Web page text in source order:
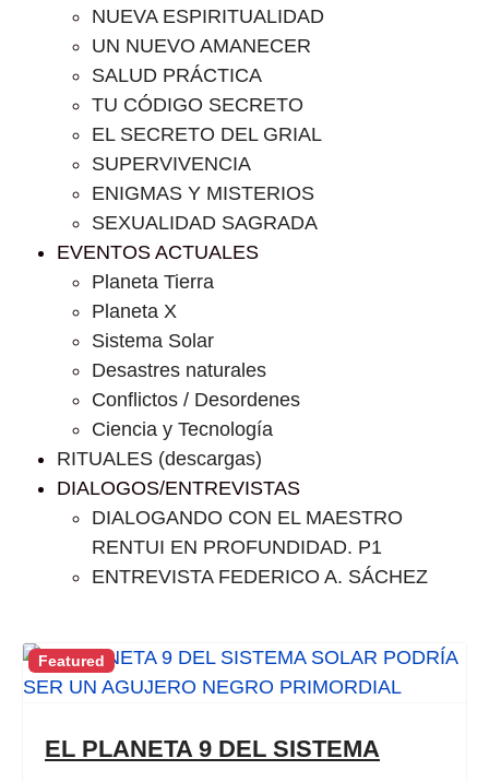
NUEVA ESPIRITUALIDAD
UN NUEVO AMANECER
SALUD PRÁCTICA
TU CÓDIGO SECRETO
EL SECRETO DEL GRIAL
SUPERVIVENCIA
ENIGMAS Y MISTERIOS
SEXUALIDAD SAGRADA
EVENTOS ACTUALES
Planeta Tierra
Planeta X
Sistema Solar
Desastres naturales
Conflictos / Desordenes
Ciencia y Tecnología
RITUALES (descargas)
DIALOGOS/ENTREVISTAS
DIALOGANDO CON EL MAESTRO
RENTUI EN PROFUNDIDAD. P1
ENTREVISTA FEDERICO A. SÁCHEZ
Featured
EL PLANETA 9 DEL SISTEMA